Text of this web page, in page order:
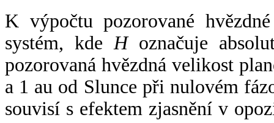
K výpočtu pozorované
systém, kde Hoznačuje
pozorovaná hvězdná velikost
a 1 au od Slunce při nulovém
souvisí s efektem zjasnění v